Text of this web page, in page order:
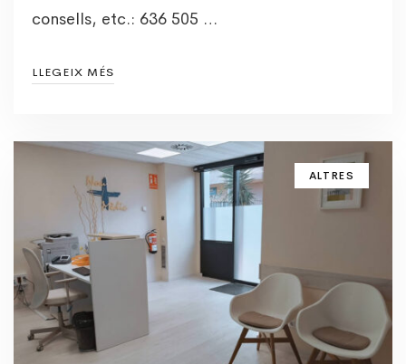
consells, etc.: 636 505 …
LLEGEIX MÉS
ALTRES